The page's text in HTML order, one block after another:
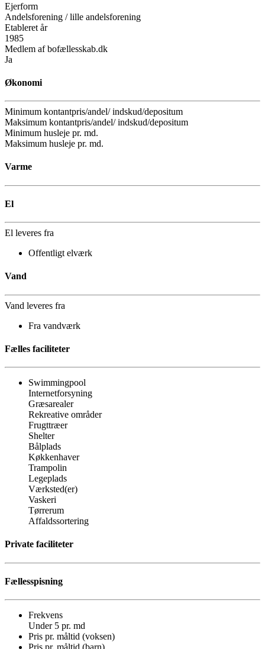
Ejerform
Andelsforening / lille andelsforening
Etableret år
1985
Medlem af bofællesskab.dk
Ja
Økonomi
Minimum kontantpris/andel/ indskud/depositum
Maksimum kontantpris/andel/ indskud/depositum
Minimum husleje pr. md.
Maksimum husleje pr. md.
Varme
El
El leveres fra
Offentligt elværk
Vand
Vand leveres fra
Fra vandværk
Fælles faciliteter
Swimmingpool
Internetforsyning
Græsarealer
Rekreative områder
Frugttræer
Shelter
Bålplads
Køkkenhaver
Trampolin
Legeplads
Værksted(er)
Vaskeri
Tørrerum
Affaldssortering
Private faciliteter
Fællesspisning
Frekvens
Under 5 pr. md
Pris pr. måltid (voksen)